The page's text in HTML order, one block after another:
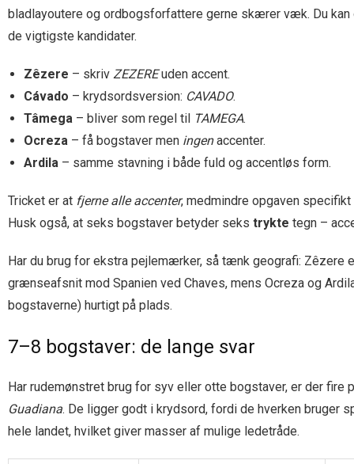
bladlayoutere og ordbogsforfattere gerne skærer væk. Du
de vigtigste kandidater.
Zêzere – skriv ZEZEREuden accent.
Cávado – krydsordsversion: CAVADO.
Tâmega – bliver som regel til TAMEGA.
Ocreza – få bogstaver men ingenaccenter.
Ardila – samme stavning i både fuld og accentløs form.
Tricket er at fjerne alle accenter, medmindre opgaven specifikt
Husk også, at seks bogstaver betyder seks trykte tegn –
Har du brug for ekstra pejlemærker, så tænk geografi: Zêzere
grænseafsnit mod Spanien ved Chaves, mens Ocreza og
bogstaverne) hurtigt på plads.
7–8 bogstaver: de lange svar
Har rudemønstret brug for syv eller otte bogstaver, er der
Guadiana. De ligger godt i krydsord, fordi de hverken bruger
hele landet, hvilket giver masser af mulige ledetråde.